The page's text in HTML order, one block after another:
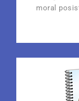
moral